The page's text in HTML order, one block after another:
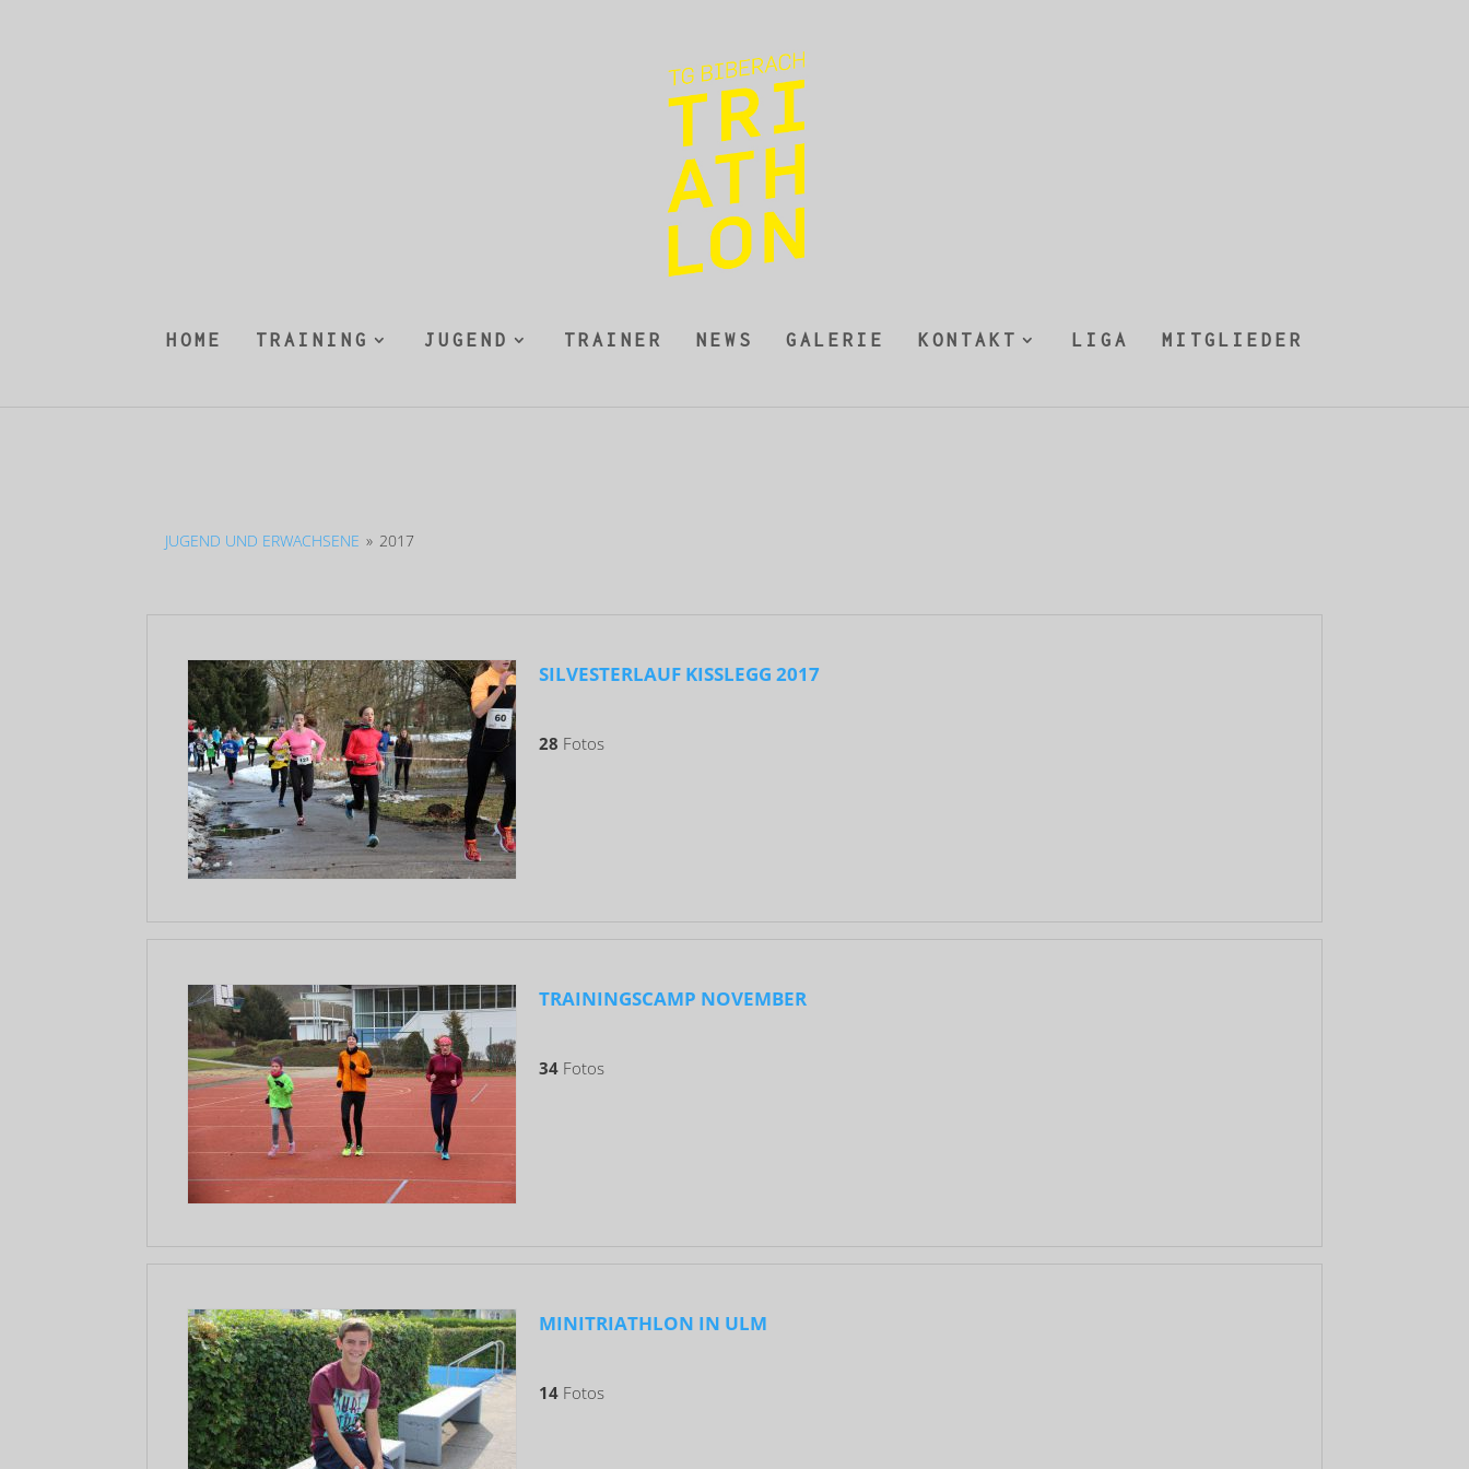
HOME TRAINING JUGEND TRAINER NEWS GALERIE KONTAKT LIGA MITGLIEDER
JUGEND UND ERWACHSENE » 2017
SILVESTERLAUF KISSLEGG 2017
28 Fotos
TRAININGSCAMP NOVEMBER
34 Fotos
MINITRIATHLON IN ULM
14 Fotos